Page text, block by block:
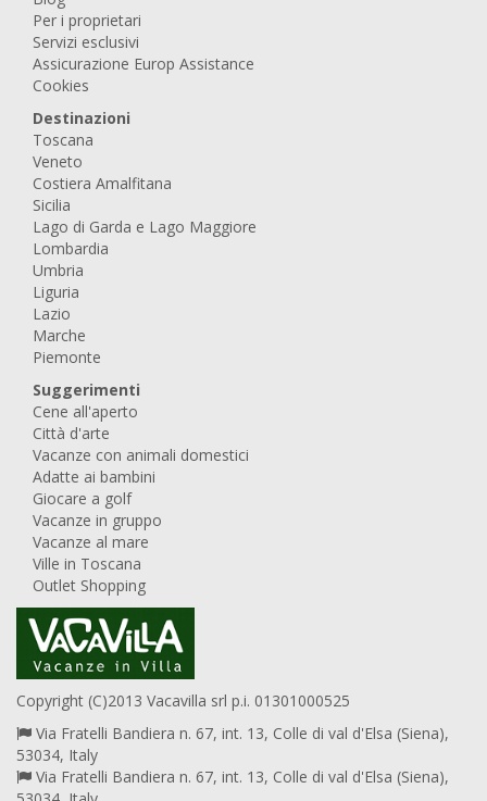
Per i proprietari
Servizi esclusivi
Assicurazione Europ Assistance
Cookies
Destinazioni
Toscana
Veneto
Costiera Amalfitana
Sicilia
Lago di Garda e Lago Maggiore
Lombardia
Umbria
Liguria
Lazio
Marche
Piemonte
Suggerimenti
Cene all'aperto
Città d'arte
Vacanze con animali domestici
Adatte ai bambini
Giocare a golf
Vacanze in gruppo
Vacanze al mare
Ville in Toscana
Outlet Shopping
Copyright (C)2013 Vacavilla srl p.i. 01301000525
Via Fratelli Bandiera n. 67, int. 13, Colle di val d'Elsa (Siena),
53034, Italy
Via Fratelli Bandiera n. 67, int. 13, Colle di val d'Elsa (Siena),